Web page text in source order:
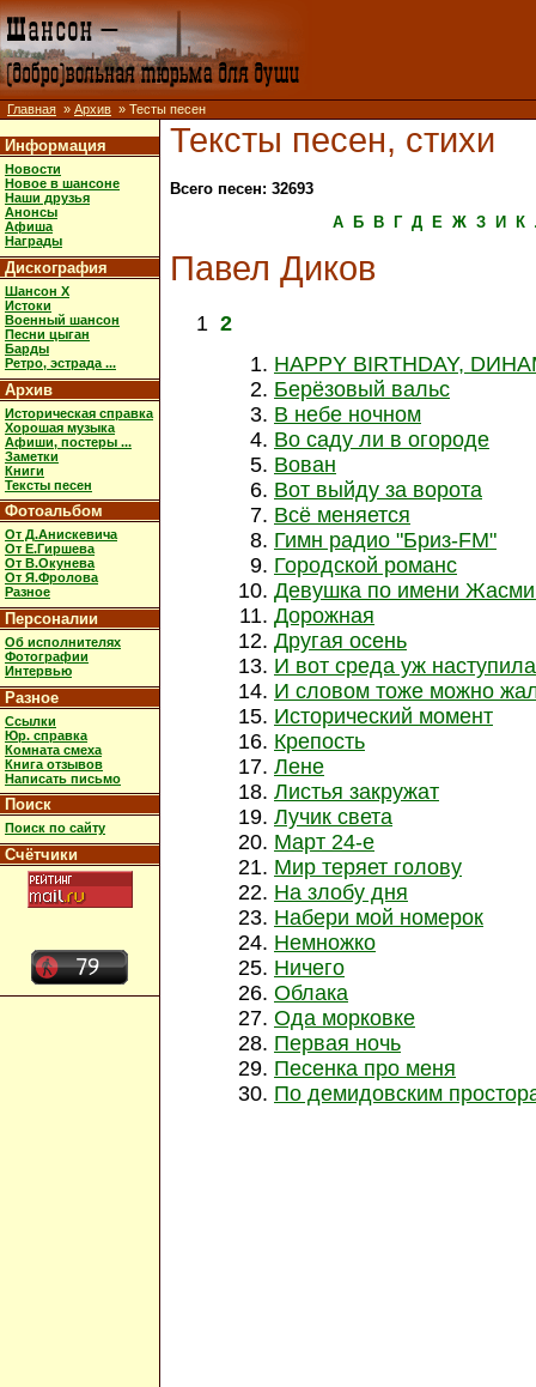
Главная » Архив » Тесты песен
Информация
Новости
Новое в шансоне
Наши друзья
Анонсы
Афиша
Награды
Дискография
Шансон X
Истоки
Военный шансон
Песни цыган
Барды
Ретро, эстрада ...
Архив
Историческая справка
Хорошая музыка
Афиши, постеры ...
Заметки
Книги
Тексты песен
Фотоальбом
От Д.Анискевича
От Е.Гиршева
От В.Окунева
От Я.Фролова
Разное
Персоналии
Об исполнителях
Фотографии
Интервью
Разное
Ссылки
Юр. справка
Комната смеха
Книга отзывов
Написать письмо
Поиск
Поиск по сайту
Счётчики
Тексты песен, стихи
Всего песен: 32693
А
Б В Г Д Е Ж З И К
Павел Диков
1 2
HAPPY BIRTHDAY,
Берёзовый вальс
В небе ночном
Во саду ли в огороде
Вован
Вот выйду за ворота
Всё меняется
Гимн радио "Бриз-FM"
Городской романс
Девушка по имени
Дорожная
Другая осень
И вот среда уж наступила
И словом тоже можно
Исторический момент
Крепость
Лене
Листья закружат
Лучик света
Март 24-е
Мир теряет голову
На злобу дня
Набери мой номерок
Немножко
Ничего
Облака
Ода морковке
Первая ночь
Песенка про меня
По демидовским